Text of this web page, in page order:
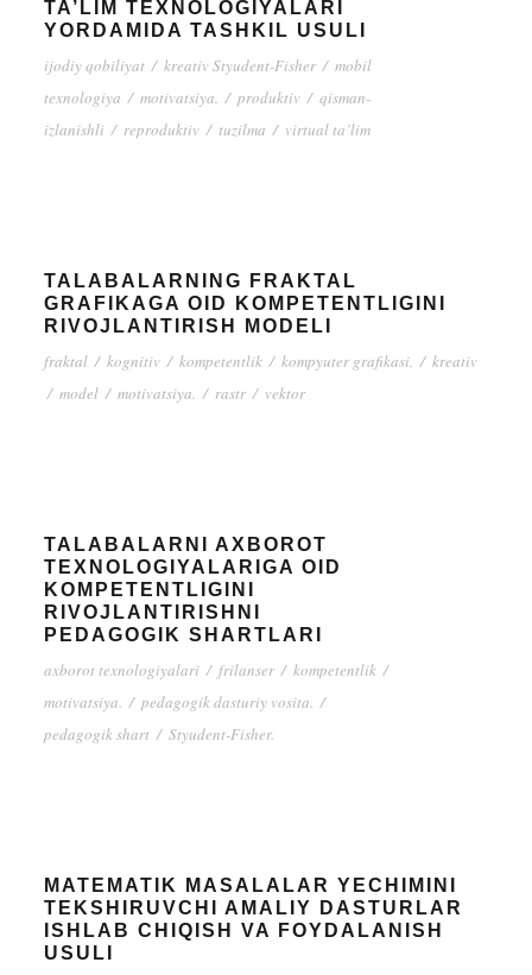
TA’LIM TEXNOLOGIYALARI
YORDAMIDA TASHKIL USULI
ijodiy qobiliyat / kreativ Styudent-Fisher / mobil
texnologiya / motivatsiya. / produktiv / qisman-
izlanishli / reproduktiv / tuzilma / virtual ta’lim
TALABALARNING FRAKTAL
GRAFIKAGA OID KOMPETENTLIGINI
RIVOJLANTIRISH MODELI
fraktal / kognitiv / kompetentlik / kompyuter grafikasi. / kreativ
/ model / motivatsiya. / rastr / vektor
TALABALARNI AXBOROT
TEXNOLOGIYALARIGA OID
KOMPETENTLIGINI
RIVOJLANTIRISHNI
PEDAGOGIK SHARTLARI
axborot texnologiyalari / frilanser / kompetentlik /
motivatsiya. / pedagogik dasturiy vosita. /
pedagogik shart / Styudent-Fisher.
MATEMATIK MASALALAR YECHIMINI
TEKSHIRUVCHI AMALIY DASTURLAR
ISHLAB CHIQISH VA FOYDALANISH
USULI